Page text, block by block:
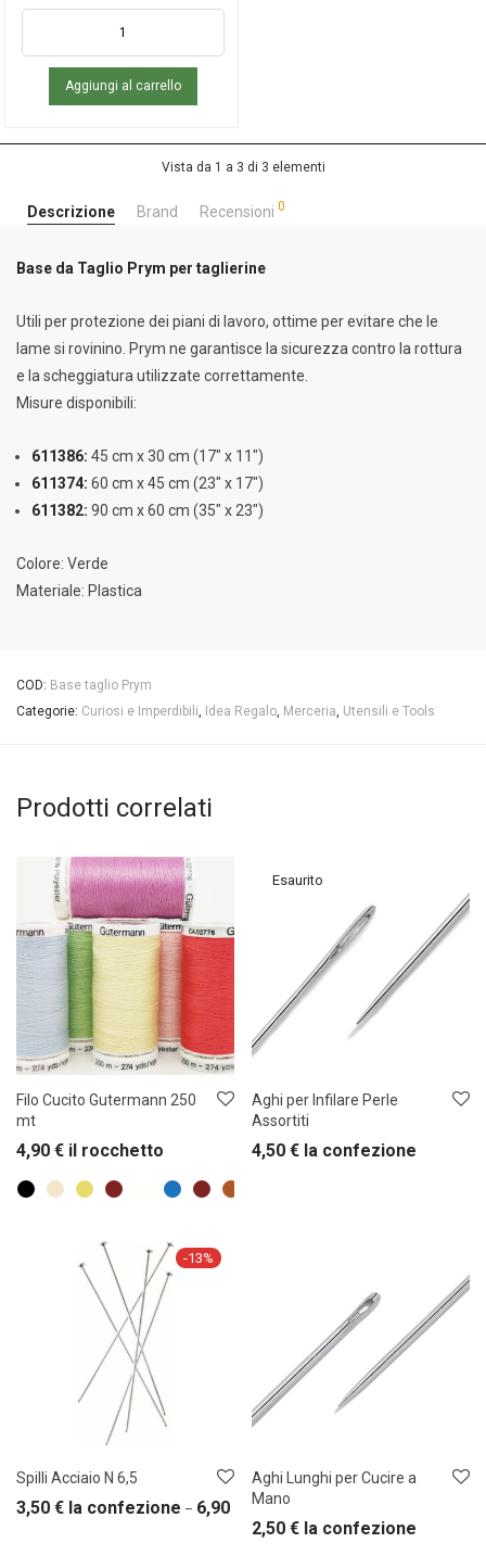
Aggiungi al carrello
Vista da 1 a 3 di 3 elementi
Descrizione Brand Recensioni 0
Base da Taglio Prym per taglierine
Utili per protezione dei piani di lavoro, ottime per evitare che le
lame si rovinino. Prym ne garantisce la sicurezza contro la rottura
e la scheggiatura utilizzate correttamente.
Misure disponibili:
611386: 45 cm x 30 cm (17″ x 11″)
611374: 60 cm x 45 cm (23″ x 17″)
611382: 90 cm x 60 cm (35″ x 23″)
Colore: Verde
Materiale: Plastica
COD: Base taglio Prym
Categorie: Curiosi e Imperdibili Idea Regalo Merceria Utensili e Tools
Prodotti correlati
Filo Cucito Gutermann 250
mt
4,90 € il rocchetto
Aghi per Infilare Perle
Assortiti
4,50 € la confezione
-13%
Spilli Acciaio N 6,5
3,50 € la confezione – 6,90 la confezione
Aghi Lunghi per Cucire a
Mano
2,50 € la confezione